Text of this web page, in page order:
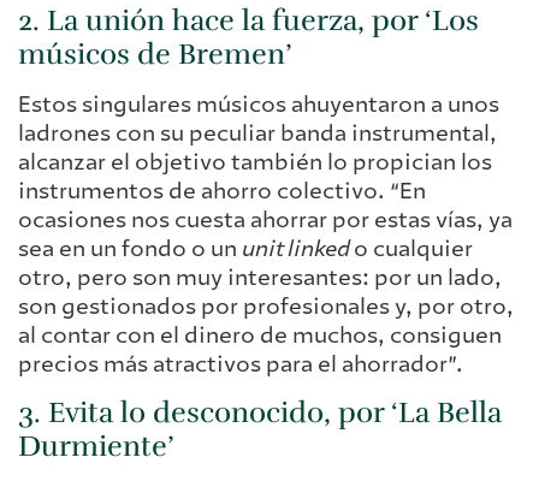
2. La unión hace la fuerza, por ‘Los
músicos de Bremen’
Estos singulares músicos ahuyentaron a unos
ladrones con su peculiar banda instrumental,
alcanzar el objetivo también lo propician los
instrumentos de ahorro colectivo. “En
ocasiones nos cuesta ahorrar por estas vías, ya
sea en un fondo o un unit linkedo cualquier
otro, pero son muy interesantes: por un lado,
son gestionados por profesionales y, por otro,
al contar con el dinero de muchos, consiguen
precios más atractivos para el ahorrador”.
3. Evita lo desconocido, por ‘La Bella
Durmiente’